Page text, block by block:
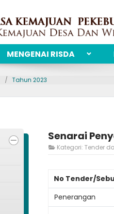
MENGENAI RISDA
Tahun 2023
Senarai
Kategori: Tender
No Tender/
Penerangan